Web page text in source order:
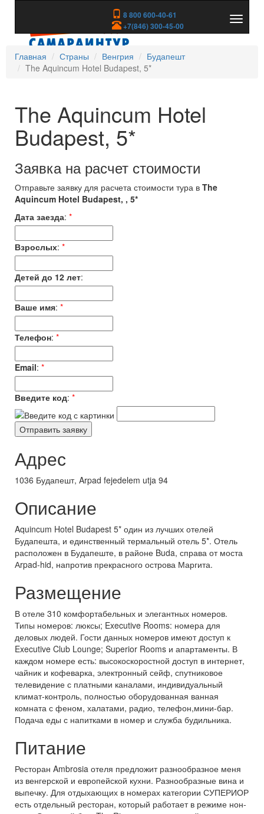
8 800 600-40-61
+7(846) 300-45-00
скрыть
Главная
Страны Венгрия
Будапешт
The Aquincum Hotel Budapest, 5*
The Aquincum Hotel
Budapest, 5*
Заявка на расчет стоимости
Отправьте заявку для расчета стоимости тура в The
Aquincum Hotel Budapest, , 5*
Дата заезда: *
Взрослых: *
Детей до 12 лет:
Ваше имя: *
Телефон: *
Email: *
Введите код: *
Адрес
1036 Будапешт, Arpad fejedelem utja 94
Описание
Aquincum Hotel Budapest 5* один из лучших отелей
Будапешта, и единственный термальный отель 5*. Отель
расположен в Будапеште, в районе Buda, справа от моста
Аrpad-hid, напротив прекрасного острова Маргита.
Размещение
В отеле 310 комфортабельных и элегантных номеров.
Типы номеров: люксы; Executive Rooms: номера для
деловых людей. Гости данных номеров имеют доступ к
Executive Club Lounge; Superior Rooms и апартаменты. В
каждом номере есть: высокоскоростной доступ в интернет,
чайник и кофеварка, электронный сейф, спутниковое
телевидение с платными каналами, индивидуальный
климат-контроль, полностью оборудованная ванная
комната с феном, халатами, радио, телефон,мини-бар.
Подача еды с напитками в номер и служба будильника.
Питание
Ресторан Ambrosia отеля предложит разнообразное меня
из венгерской и европейской кухни. Разнообразные вина и
выпечку. Для отдыхающих в номерах категории СУПЕРИОР
есть отдельный ресторан, который работает в режиме нон-